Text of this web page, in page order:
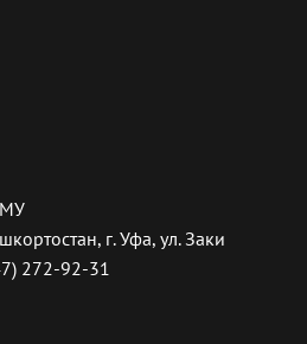
г. Уфа, ул. Заки
272-92-31